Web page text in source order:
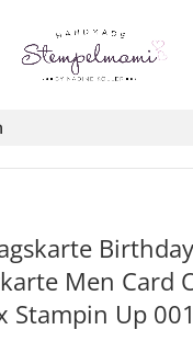
Men Card
Stampin Up 001